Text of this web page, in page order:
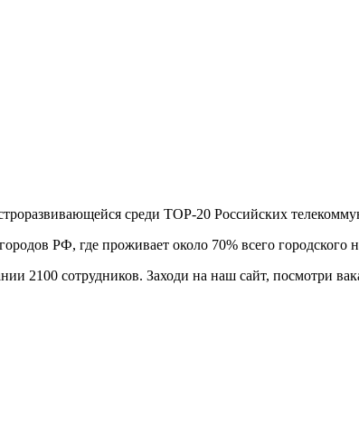
среди ТОР-20 Российских
РФ, где проживает около 70% всего городского
2100 сотрудников. Заходи на наш сайт, посмотри